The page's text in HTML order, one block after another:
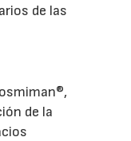
de las
de la